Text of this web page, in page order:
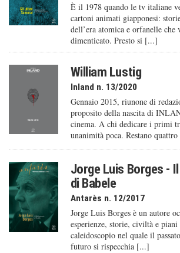
È il 1978 quando le tv italiane
cartoni animati giapponesi:
dell’era atomica e orfanelle che
dimenticato. Presto si [...]
William Lustig
Inland n. 13/2020
Gennaio 2015, riunone di
proposito della nascita di
cinema. A chi dedicare i primi
unanimità poca. Restano
Jorge Luis Borges -
di Babele
Antarès n. 12/2017
Jorge Luis Borges è un autore
esperienze, storie, civiltà e piani
caleido­scopio nel quale il
futuro si rispecchia [...]